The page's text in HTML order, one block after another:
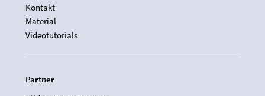
Kontakt
Material
Videotutorials
Partner